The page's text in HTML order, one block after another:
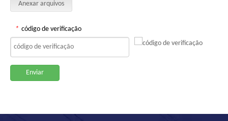
Anexar arquivos
* código de verificação
Enviar